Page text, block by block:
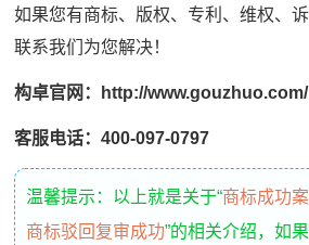
如果您有商标、版权、专利、维权、
联系我们为您解决！
构卓官网：http://www.gouzhuo.com/
客服电话：400-097-0797
温馨提示：以上就是关于“商标成功
商标驳回复审成功”的相关介绍，如